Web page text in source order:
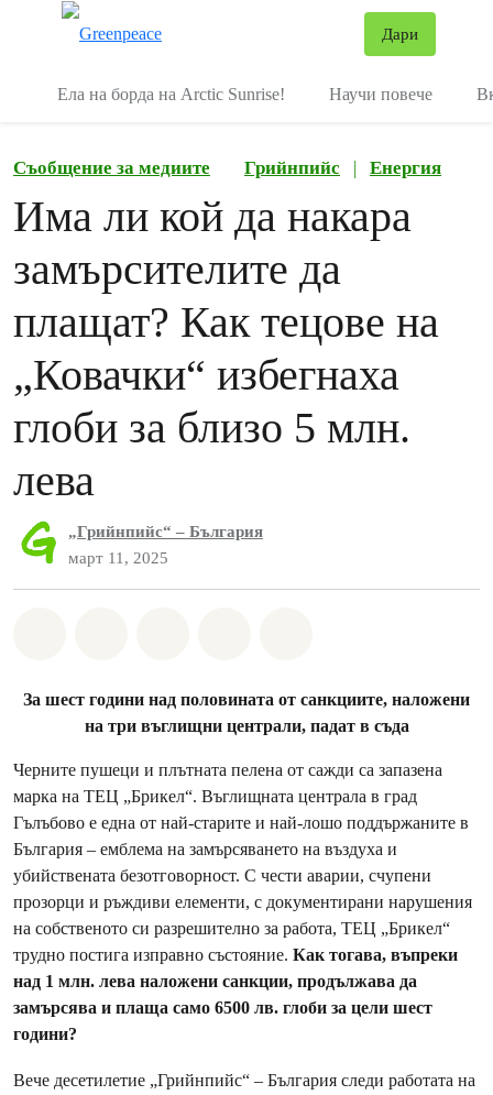
Дари
Ела на борда на Arctic Sunrise! Научи повече
Съобщение за медиите Грийнпийс | Енергия
Има ли кой да накара
замърсителите да
плащат? Как тецове на
„Ковачки“ избегнаха
глоби за близо 5 млн.
лева
„Грийнпийс“ – България
март 11, 2025
За шест години над половината от санкциите, наложени
на три въглищни централи, падат в съда
Черните пушеци и плътната пелена от сажди са запазена
марка на ТЕЦ „Брикел“. Въглищната централа в град
Гълъбово е една от най-старите и най-лошо поддържаните в
България – емблема на замърсяването на въздуха и
убийствената безотговорност. С чести аварии, счупени
прозорци и ръждиви елементи, с документирани нарушения
на собственото си разрешително за работа, ТЕЦ „Брикел“
трудно постига изправно състояние. Как тогава, въпреки
над 1 млн. лева наложени санкции, продължава да
замърсява и плаща само 6500 лв. глоби за цели шест
години?
Вече десетилетие „Грийнпийс“ – България следи работата на